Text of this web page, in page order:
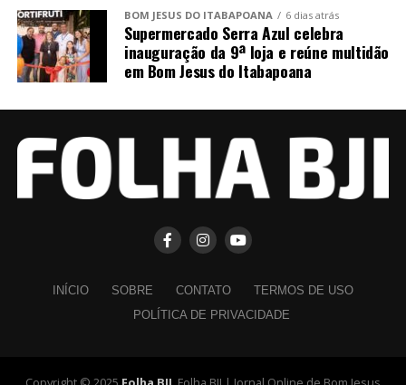
BOM JESUS DO ITABAPOANA 6 dias atrás
Supermercado Serra Azul celebra
inauguração da 9ª loja e reúne multidão
em Bom Jesus do Itabapoana
INÍCIO SOBRE CONTATO
TERMOS DE USO
POLÍTICA DE PRIVACIDADE